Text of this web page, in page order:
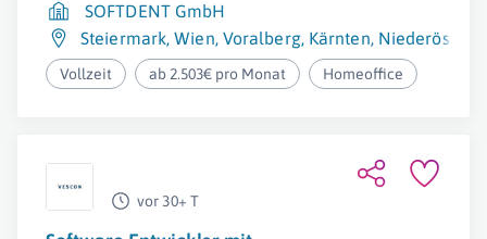
SOFTDENT GmbH
Steiermark,Wien, Voralberg, Kärnten,
Vollzeit ab 2.503€ pro Monat Homeoffice
vor 30+ T